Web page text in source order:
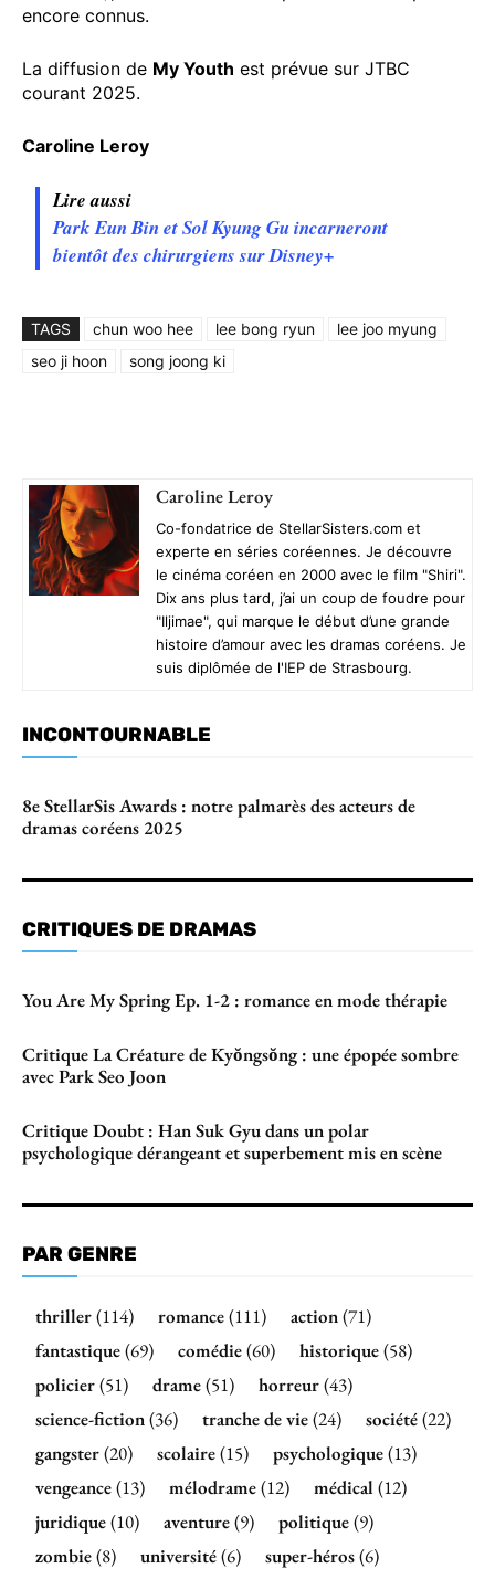
encore connus.
La diffusion de My Youth est prévue sur JTBC
courant 2025.
Caroline Leroy
Lire aussi
Park Eun Bin et Sol Kyung Gu incarneront
bientôt des chirurgiens sur Disney+
TAGS chun woo hee lee bong ryun
lee joo myung
seo ji hoon
song joong ki
Caroline Leroy
Co-fondatrice de StellarSisters.com et
experte en séries coréennes. Je découvre
le cinéma coréen en 2000 avec le film "Shiri".
Dix ans plus tard, j’ai un coup de foudre pour
"Iljimae", qui marque le début d’une grande
histoire d’amour avec les dramas coréens. Je
suis diplômée de l'IEP de Strasbourg.
INCONTOURNABLE
8e StellarSis Awards : notre palmarès des acteurs de
dramas coréens 2025
CRITIQUES DE DRAMAS
You Are My Spring Ep. 1-2 : romance en mode thérapie
Critique La Créature de Kyŏngsŏng : une épopée sombre
avec Park Seo Joon
Critique Doubt : Han Suk Gyu dans un polar
psychologique dérangeant et superbement mis en scène
PAR GENRE
thriller(114) romance(111) action(71)
fantastique(69) comédie(60) historique(58)
policier(51) drame(51) horreur(43)
science-fiction(36) tranche de vie(24) société(22)
gangster(20) scolaire(15) psychologique(13)
vengeance(13) mélodrame(12) médical(12)
juridique(10) aventure(9) politique(9)
zombie(8) université(6) super-héros(6)